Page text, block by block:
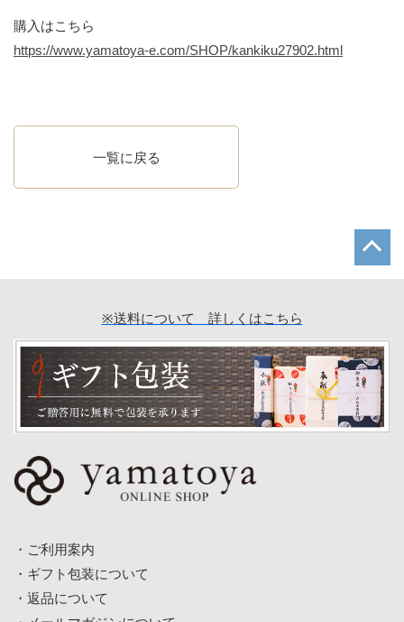
購入はこちら
https://www.yamatoya-e.com/SHOP/kankiku27902.html
一覧に戻る
※送料について 詳しくはこちら
ご利用案内
ギフト包装について
返品について